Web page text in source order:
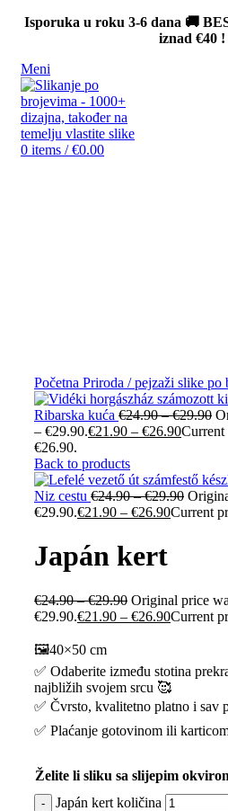
Isporuka u roku 3-6 dana 🚚
iznad €40 !
Meni
0 items / €0.00
Početna Priroda / pejzaži slike po
Ribarska kuća €24.90–€29.90
– €29.90.€21.90 – €26.90Current
€26.90.
Back to products
Niz cestu €24.90–€29.90
€29.90.€21.90 – €26.90Current
Japán kert
€24.90–€29.90 Original price
€29.90.€21.90 – €26.90Current
🖼️40×50 cm
✅ Odaberite između stotina
najbližih svojem srcu 🥰
✅ Čvrsto, kvalitetno platno i sav
✅ Plaćanje gotovinom ili
Želite li sliku sa slijepim
Japán kert količina